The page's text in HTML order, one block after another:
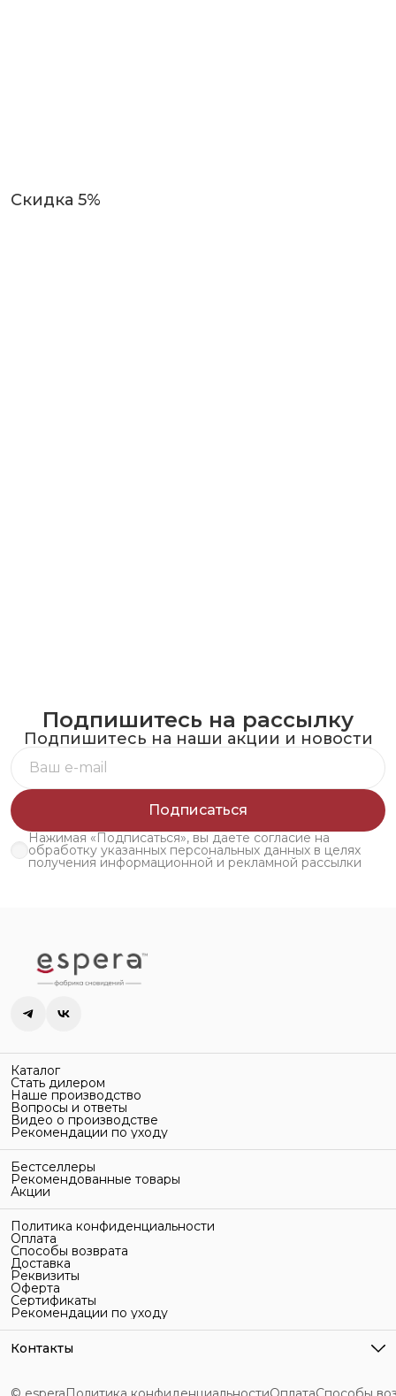
Скидка 5%
Подпишитесь на рассылку
Подпишитесь на наши акции и новости
Подписаться
Нажимая «Подписаться», вы даете согласие на
обработку указанных персональных данных в целях
получения информационной и рекламной рассылки
Каталог
Стать дилером
Наше производство
Вопросы и ответы
Видео о производстве
Рекомендации по уходу
Бестселлеры
Рекомендованные товары
Акции
Политика конфиденциальности
Оплата
Способы возврата
Доставка
Реквизиты
Оферта
Сертификаты
Рекомендации по уходу
Контакты